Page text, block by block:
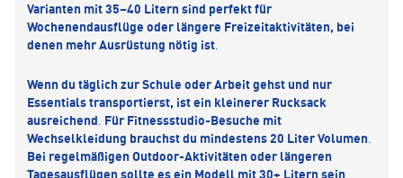
Varianten mit 35–40 Litern sind perfekt für
Wochenendausflüge oder längere Freizeitaktivitäten, bei
denen mehr Ausrüstung nötig ist.
Wenn du täglich zur Schule oder Arbeit gehst und nur
Essentials transportierst, ist ein kleinerer Rucksack
ausreichend . Für Fitnessstudio-Besuche mit
Wechselkleidung brauchst du mindestens 20 Liter Volumen.
Bei regelmäßigen Outdoor-Aktivitäten oder längeren